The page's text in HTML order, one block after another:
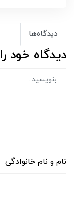
دیدگاه‌ها
دیدگاه خود
نام و نام خانوادگی